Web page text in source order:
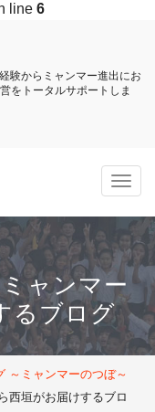
line 6
験からミャンマー進出にお
をトータルサポートしま
ャンマー
るブログ
～ミャンマーのつぼ～
西垣がお届けするブロ